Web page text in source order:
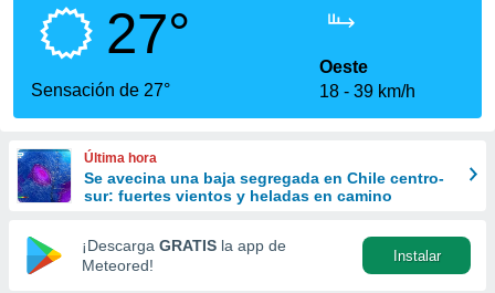
que se
calidad.
a este
las
y
forma
digital
basada
27°
Sensación de 27°
Oeste
18
39 km/h
Última hora
Se avecina una baja segregada en Chile centro-
sur: fuertes vientos y heladas en camino
¡Descarga GRATIS la app de
Meteored!
Instalar